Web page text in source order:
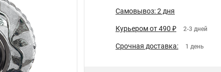
Самовывоз: 2 дня
Курьером от 490 ₽ 2-3 дней
Срочная доставка: 1 день